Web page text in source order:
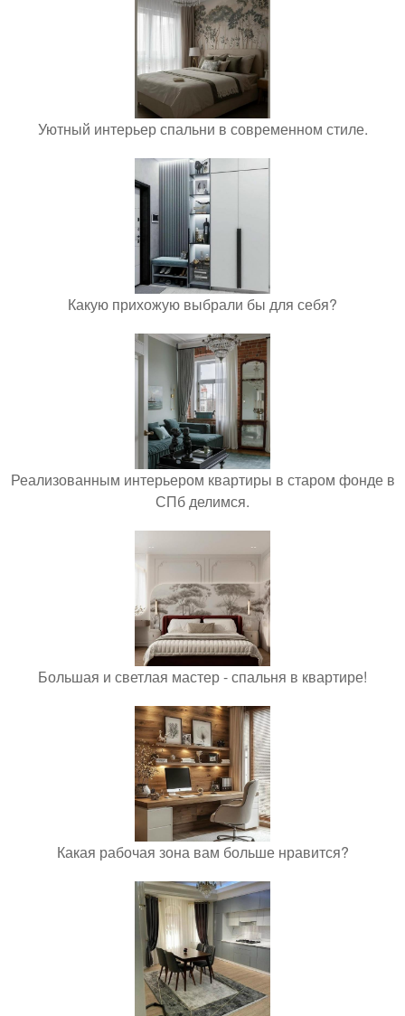
Уютный интерьер спальни в современном стиле.
Какую прихожую выбрали бы для себя?
Реализованным интерьером квартиры в старом фонде в
СПб делимся.
Большая и светлая мастер - спальня в квартире!
Какая рабочая зона вам больше нравится?